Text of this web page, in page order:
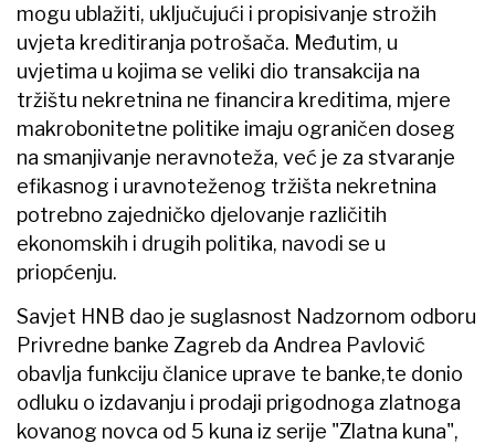
mogu ublažiti, uključujući i propisivanje strožih
uvjeta kreditiranja potrošača. Međutim, u
uvjetima u kojima se veliki dio transakcija na
tržištu nekretnina ne financira kreditima, mjere
makrobonitetne politike imaju ograničen doseg
na smanjivanje neravnoteža, već je za stvaranje
efikasnog i uravnoteženog tržišta nekretnina
potrebno zajedničko djelovanje različitih
ekonomskih i drugih politika, navodi se u
priopćenju.
Savjet HNB dao je suglasnost Nadzornom odboru
Privredne banke Zagreb da Andrea Pavlović
obavlja funkciju članice uprave te banke,te donio
odluku o izdavanju i prodaji prigodnoga zlatnoga
kovanog novca od 5 kuna iz serije "Zlatna kuna",